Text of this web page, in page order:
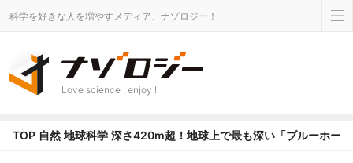
科学を好きな人を増やすメディア、ナゾロジー！
Love science , enjoy !
TOP 自然 地球科学 深さ420m超！地球上で最も深い「ブルーホー